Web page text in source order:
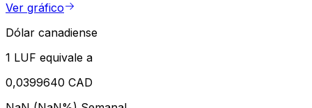
Ver gráfico
Dólar canadiense
1 LUF equivale a
0,0399640 CAD